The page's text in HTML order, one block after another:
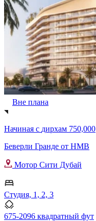
Вне плана
Начиная с дирхам 750,000
Беверли Гранде от HMB
Мотор Сити Дубай
Студия, 1, 2, 3
675-2096 квадратный фут